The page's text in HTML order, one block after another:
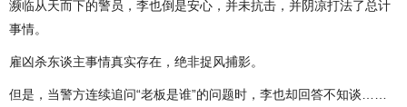
濒临从天而下的警员，李也倒是安心，并未抗击，并阴凉打法了总计
事情。
雇凶杀东谈主事情真实存在，绝非捉风捕影。
但是，当警方连续追问“老板是谁”的问题时，李也却回答不知谈……